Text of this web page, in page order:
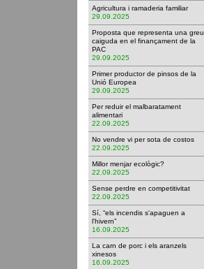
Agricultura i ramaderia familiar
29.09.2025
Proposta que representa una greu
caiguda en el finançament de la
PAC
29.09.2025
Primer productor de pinsos de la
Unió Europea
29.09.2025
Per reduir el malbaratament
alimentari
22.09.2025
No vendre vi per sota de costos
22.09.2025
Millor menjar ecològic?
22.09.2025
Sense perdre en competitivitat
22.09.2025
Sí, “els incendis s'apaguen a
l'hivern”
16.09.2025
La carn de porc i els aranzels
xinesos
16.09.2025